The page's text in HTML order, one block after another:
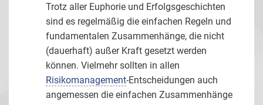
Trotz aller Euphorie und Erfolgsgeschichten
sind es regelmäßig die einfachen Regeln und
fundamentalen Zusammenhänge, die nicht
(dauerhaft) außer Kraft gesetzt werden
können. Vielmehr sollten in allen
Risikomanagement-Entscheidungen auch
angemessen die einfachen Zusammenhänge